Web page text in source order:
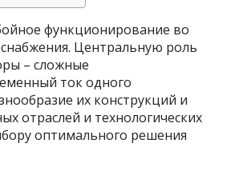
функционирование во
Центральную роль
– сложные
ток одного
их конструкций и
отраслей и технологических
оптимального решения